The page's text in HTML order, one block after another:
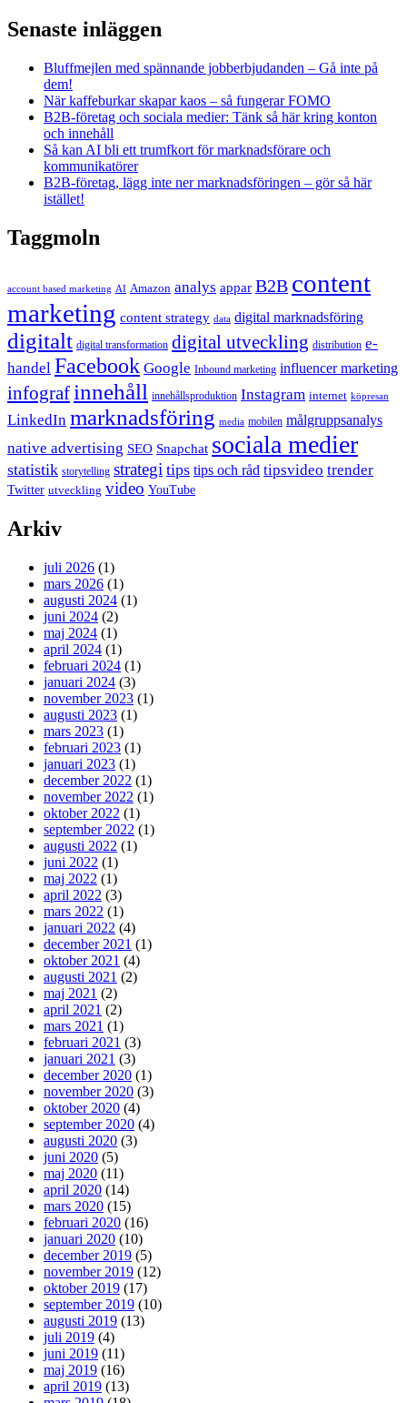
Senaste inläggen
Bluffmejlen med spännande jobberbjudanden – Gå inte på
dem!
När kaffeburkar skapar kaos – så fungerar FOMO
B2B-företag och sociala medier: Tänk så här kring konton
och innehåll
Så kan AI bli ett trumfkort för marknadsförare och
kommunikatörer
B2B-företag, lägg inte ner marknadsföringen – gör så här
istället!
Taggmoln
account based marketing AI Amazon analys appar B2B content
marketing content strategy data digital marknadsföring
digitalt digital transformation digital utveckling distribution e-
handel Facebook Google Inbound marketing influencer marketing
infograf innehåll innehållsproduktion Instagram internet köpresan
LinkedIn marknadsföring media mobilen målgruppsanalys
native advertising SEO Snapchat sociala medier
statistik storytelling strategi tips tips och råd tipsvideo trender
Twitter utveckling video YouTube
Arkiv
juli 2026 (1)
mars 2026 (1)
augusti 2024 (1)
juni 2024 (2)
maj 2024 (1)
april 2024 (1)
februari 2024 (1)
januari 2024 (3)
november 2023 (1)
augusti 2023 (1)
mars 2023 (1)
februari 2023 (1)
januari 2023 (1)
december 2022 (1)
november 2022 (1)
oktober 2022 (1)
september 2022 (1)
augusti 2022 (1)
juni 2022 (1)
maj 2022 (1)
april 2022 (3)
mars 2022 (1)
januari 2022 (4)
december 2021 (1)
oktober 2021 (4)
augusti 2021 (2)
maj 2021 (2)
april 2021 (2)
mars 2021 (1)
februari 2021 (3)
januari 2021 (3)
december 2020 (1)
november 2020 (3)
oktober 2020 (4)
september 2020 (4)
augusti 2020 (3)
juni 2020 (5)
maj 2020 (11)
april 2020 (14)
mars 2020 (15)
februari 2020 (16)
januari 2020 (10)
december 2019 (5)
november 2019 (12)
oktober 2019 (17)
september 2019 (10)
augusti 2019 (13)
juli 2019 (4)
juni 2019 (11)
maj 2019 (16)
april 2019 (13)